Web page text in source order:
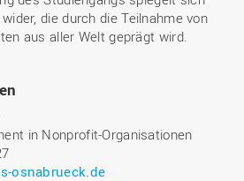
die durch die Teilnahme von
aus aller Welt geprägt wird.
in Nonprofit-Organisationen
osnabrueck.de